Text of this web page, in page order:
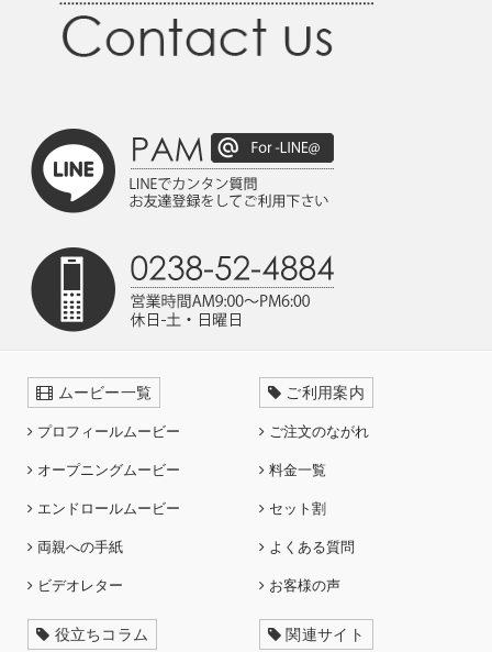
ムービー一覧
プロフィールムービー
オープニングムービー
エンドロールムービー
両親への手紙
ビデオレター
ご利用案内
ご注文のながれ
料金一覧
セット割
よくある質問
お客様の声
役立ちコラム 関連サイト